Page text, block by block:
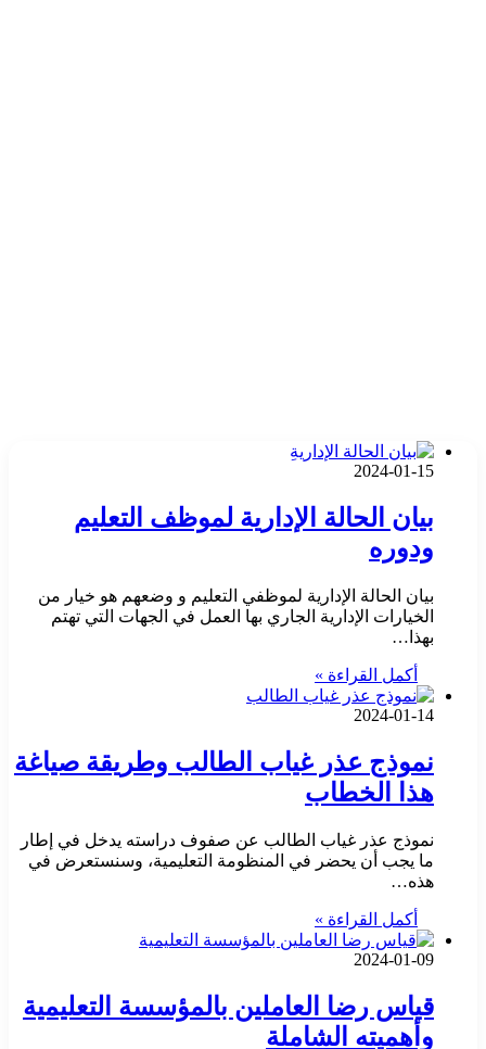
2024-01-15
بيان الحالة الإدارية لموظف التعليم
ودوره
بيان الحالة الإدارية لموظفي التعليم و وضعهم هو خيار من
الخيارات الإدارية الجاري بها العمل في الجهات التي تهتم
بهذا…
أكمل القراءة »
2024-01-14
نموذج عذر غياب الطالب وطريقة صياغة
هذا الخطاب
نموذج عذر غياب الطالب عن صفوف دراسته يدخل في إطار
ما يجب أن يحضر في المنظومة التعليمية، وسنستعرض في
هذه…
أكمل القراءة »
2024-01-09
قياس رضا العاملين بالمؤسسة التعليمية
وأهميته الشاملة